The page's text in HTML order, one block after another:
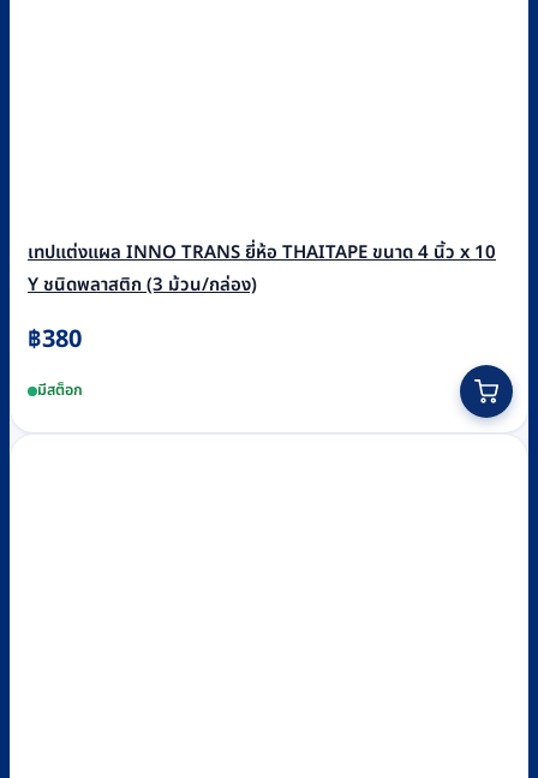
เทปแต่งแผล INNO TRANS ยี่ห้อ THAITAPE ขนาด 4 นิ้ว x 10
Y ชนิดพลาสติก (3 ม้วน/กล่อง)
฿380
มีสต็อก